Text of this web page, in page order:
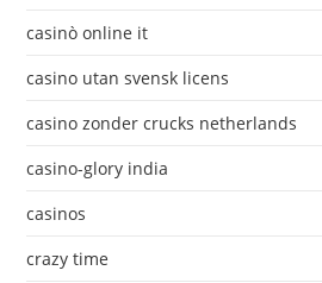
casinò online it
casino utan svensk licens
casino zonder crucks netherlands
casino-glory india
casinos
crazy time